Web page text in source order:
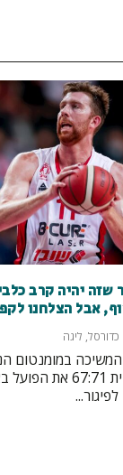
יהיה קרב
אבל הצלחנו
כדורסל, ליגה
במומנטום
כשניצחה בבית